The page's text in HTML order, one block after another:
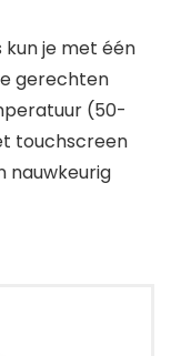
kun je met één
gerechten
(50-
touchscreen
nauwkeurig